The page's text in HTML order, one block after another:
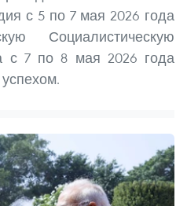
с 5 по 7 мая 2026 года
Социалистическую
с 7 по 8 мая 2026 года